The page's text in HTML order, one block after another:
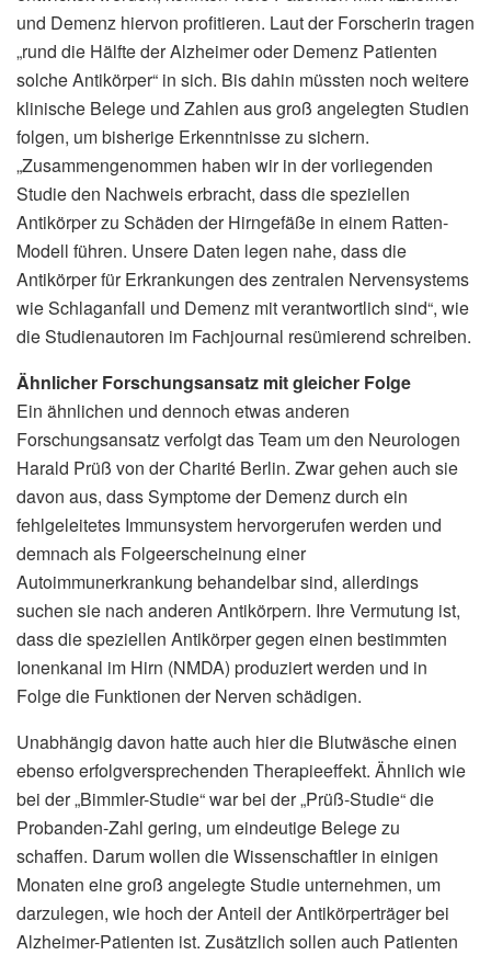
und Demenz hiervon profitieren. Laut der Forscherin tragen
„rund die Hälfte der Alzheimer oder Demenz Patienten
solche Antikörper“ in sich. Bis dahin müssten noch weitere
klinische Belege und Zahlen aus groß angelegten Studien
folgen, um bisherige Erkenntnisse zu sichern.
„Zusammengenommen haben wir in der vorliegenden
Studie den Nachweis erbracht, dass die speziellen
Antikörper zu Schäden der Hirngefäße in einem Ratten-
Modell führen. Unsere Daten legen nahe, dass die
Antikörper für Erkrankungen des zentralen Nervensystems
wie Schlaganfall und Demenz mit verantwortlich sind“, wie
die Studienautoren im Fachjournal resümierend schreiben.
Ähnlicher Forschungsansatz mit gleicher Folge
Ein ähnlichen und dennoch etwas anderen
Forschungsansatz verfolgt das Team um den Neurologen
Harald Prüß von der Charité Berlin. Zwar gehen auch sie
davon aus, dass Symptome der Demenz durch ein
fehlgeleitetes Immunsystem hervorgerufen werden und
demnach als Folgeerscheinung einer
Autoimmunerkrankung behandelbar sind, allerdings
suchen sie nach anderen Antikörpern. Ihre Vermutung ist,
dass die speziellen Antikörper gegen einen bestimmten
Ionenkanal im Hirn (NMDA) produziert werden und in
Folge die Funktionen der Nerven schädigen.
Unabhängig davon hatte auch hier die Blutwäsche einen
ebenso erfolgversprechenden Therapieeffekt. Ähnlich wie
bei der „Bimmler-Studie“ war bei der „Prüß-Studie“ die
Probanden-Zahl gering, um eindeutige Belege zu
schaffen. Darum wollen die Wissenschaftler in einigen
Monaten eine groß angelegte Studie unternehmen, um
darzulegen, wie hoch der Anteil der Antikörperträger bei
Alzheimer-Patienten ist. Zusätzlich sollen auch Patienten